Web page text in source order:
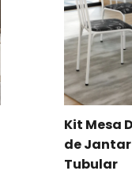
Kit Mesa
de Jantar
Tubular